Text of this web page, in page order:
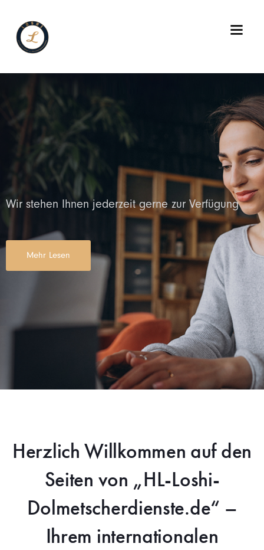
Wir stehen Ihnen jederzeit gerne zur Verfügung
Mehr Lesen
Herzlich Willkommen auf den
Seiten von „HL-Loshi-
Dolmetscherdienste.de“ –
Ihrem internationalen